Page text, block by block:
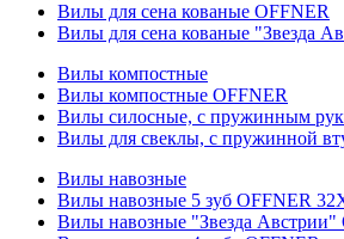
Вилы для сена кованые OFFNER
Вилы для сена кованые "Звезда
Вилы компостные
Вилы компостные OFFNER
Вилы силосные, с пружинным
Вилы для свеклы, с пружинной
Вилы навозные
Вилы навозные 5 зуб OFFNER
Вилы навозные "Звезда Австрии"